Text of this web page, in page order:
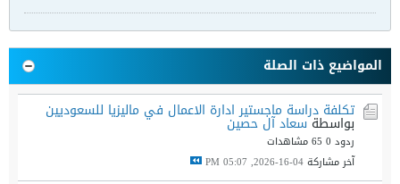
المواضيع ذات الصلة
تكلفة دراسة ماجستير ادارة الاعمال في ماليزيا للسعوديين
بواسطةسعاد آل حصين
ردود 0
65 مشاهدات
آخر مشاركة04-16-2026, 05:07 PM